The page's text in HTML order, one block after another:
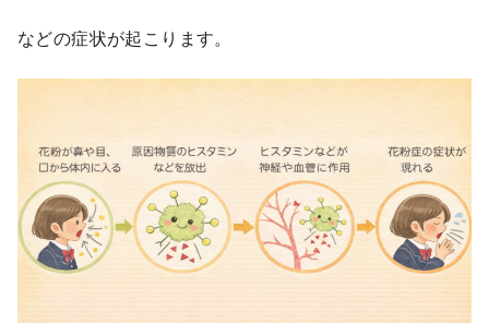
などの症状が起こります。